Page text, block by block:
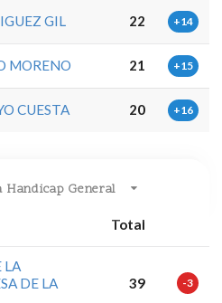
GIL 22 +14
MORENO 21 +15
CUESTA 20 +16
Handicap General
Total
LA
DE LA
39 -3